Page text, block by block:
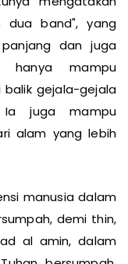
mengatakan
dua band", yang
dan juga
mampu
gejala-gejala
juga mampu
alam yang lebih
manusia dalam
demi thin,
al amin, dalam